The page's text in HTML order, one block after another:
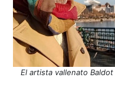
El artista vallenato